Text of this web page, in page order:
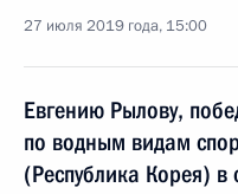
27 июля 2019 года, 15:00
Евгению Рылову,
по водным видам
(Республика Корея)